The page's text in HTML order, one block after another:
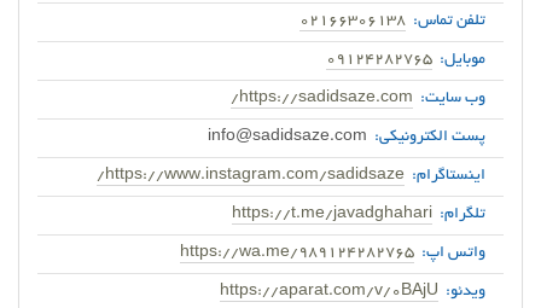
تلفن تماس: 02166306138
موبایل: 09124282765
وب سایت: https://sadidsaze.com/
پست الکترونیکی: info@sadidsaze.com
اینستاگرام: https://www.instagram.com/sadidsaze/
تلگرام: https://t.me/javadghahari
واتس اپ: https://wa.me/989124282765
ویدئو: https://aparat.com/v/0BAjU